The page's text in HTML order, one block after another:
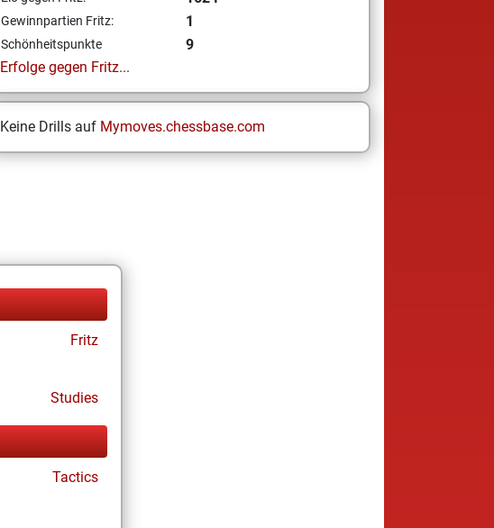
Gewinnpartien Fritz: 1
Schönheitspunkte
9
Erfolge gegen Fritz...
Keine Drills auf Mymoves.chessbase.com
Fritz
Studies
Tactics